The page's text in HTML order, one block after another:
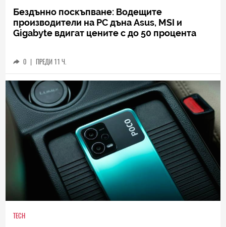
Бездънно поскъпване: Водещите
производители на РС дъна Asus, MSI и
Gigabyte вдигат цените с до 50 процента
0 | ПРЕДИ 11 Ч.
TECH